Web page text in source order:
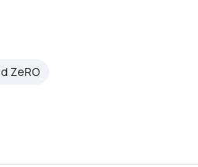
ZeRO